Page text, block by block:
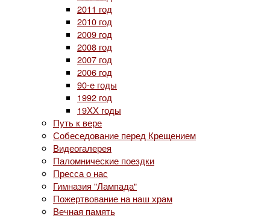
2011 год
2010 год
2009 год
2008 год
2007 год
2006 год
90-е годы
1992 год
19ХХ годы
Путь к вере
Собеседование перед Крещением
Видеогалерея
Паломнические поездки
Пресса о нас
Гимназия "Лампада"
Пожертвование на наш храм
Вечная память